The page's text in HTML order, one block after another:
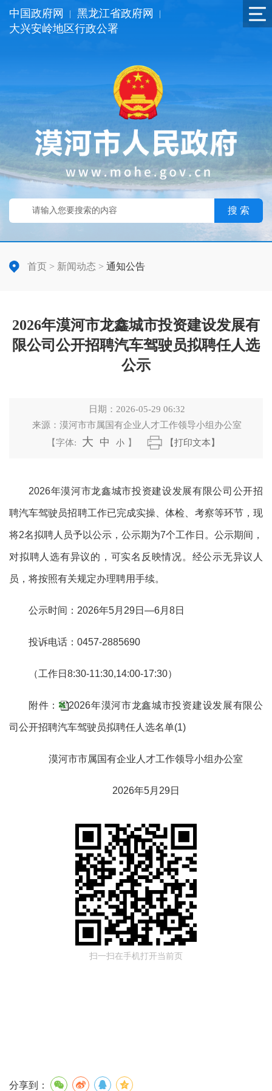
中国政府网 黑龙江省政府网
大兴安岭地区行政公署
搜 索
首页 > 新闻动态 > 通知公告
2026年漠河市龙鑫城市投资建设发展有
限公司公开招聘汽车驾驶员拟聘任人选
公示
日期： 2026-05-29 06:32
来源：漠河市市属国有企业人才工作领导小组办公室
【字体:
大 中 小 】 【打印文本】
2026年漠河市龙鑫城市投资建设发展有限公司公开招
聘汽车驾驶员招聘工作已完成实操、体检、考察等环节，现
将2名拟聘人员予以公示，公示期为7个工作日。公示期间，
对拟聘人选有异议的，可实名反映情况。经公示无异议人
员，将按照有关规定办理聘用手续。
公示时间： 2026年5月 29日 —6月 8日
投诉电话： 0457-2885690
（工作日 8:30-11:30,14:00-17:30）
附件： 2026年漠河市龙鑫城市投资建设发展有限公
司公开招聘汽车驾驶员拟聘任人选名单(1)
漠河市市属国有企业 人才工作领导小组 办公室
2026年5月29日
扫一扫在手机打开当前页
分享到：